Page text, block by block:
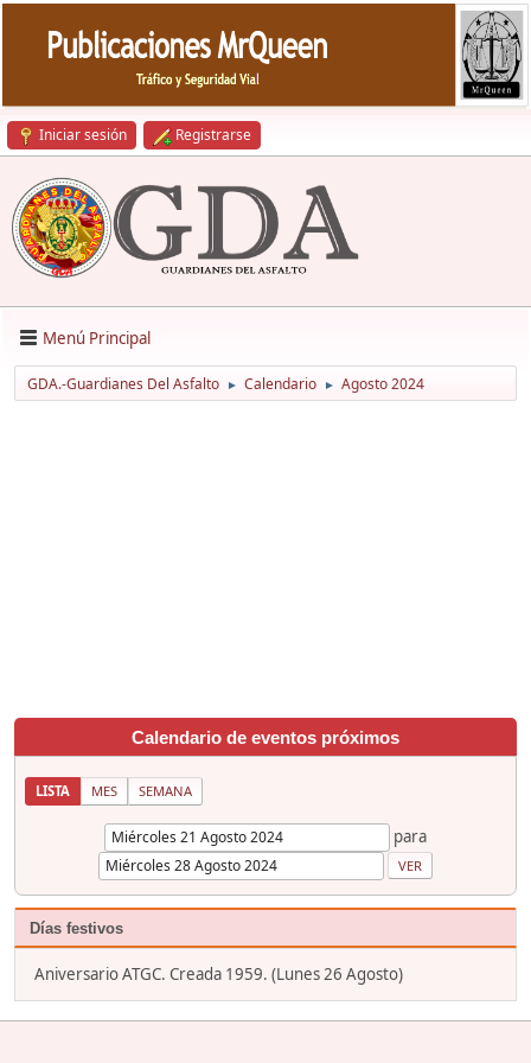
Iniciar sesión Registrarse
Menú Principal
GDA.-Guardianes Del Asfalto ► Calendario ► Agosto 2024
Calendario de eventos próximos
LISTA MES SEMANA
para
Días festivos
Aniversario ATGC. Creada 1959. (Lunes 26 Agosto)